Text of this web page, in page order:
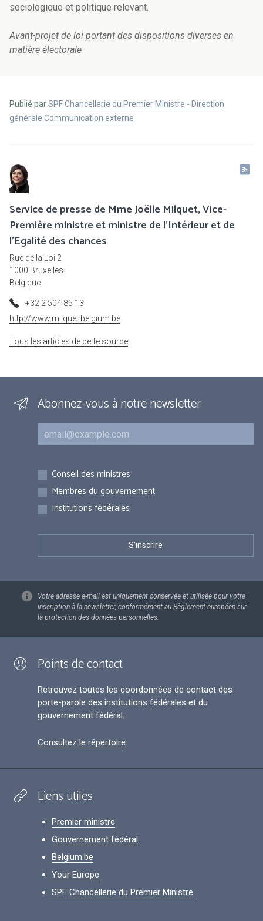
sociologique et politique relevant.
Avant-projet de loi portant des dispositions diverses en
matière électorale
Publié parSPF Chancellerie du Premier Ministre - Direction
générale Communication externe
Service de presse de Mme Joëlle Milquet, Vice-
Première ministre et ministre de l'Intérieur et de
l'Egalité des chances
Rue de la Loi 2
1000 Bruxelles
Belgique
+32 2 504 85 13
http://www.milquet.belgium.be
Tous les articles de cette source
Abonnez-vous à notre newsletter
Courriel
Inscriptions
Conseil des ministres
Membres du gouvernement
Institutions fédérales
Votre adresse e-mail est uniquement conservée et utilisée pour votre
inscription à la newsletter, conformément au Règlement européen sur
la protection des données personnelles.
Points de contact
Retrouvez toutes les coordonnées de contact des
porte-parole des institutions fédérales et du
gouvernement fédéral.
Consultez le répertoire
Liens utiles
Premier ministre
Gouvernement fédéral
Belgium.be
Your Europe
SPF Chancellerie du Premier Ministre